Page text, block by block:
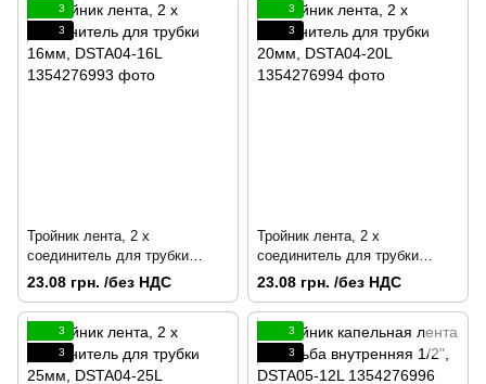
3
3
Тройник лента, 2 х
соединитель для трубки
16мм, DSTA04-16L
23.08 грн. /без НДС
3
3
Тройник лента, 2 х
соединитель для трубки
20мм, DSTA04-20L
23.08 грн. /без НДС
3
3
3
3